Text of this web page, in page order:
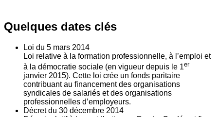
Quelques dates clés
Loi du 5 mars 2014
Loi relative à la formation professionnelle, à l’emploi et
à la démocratie sociale (en vigueur depuis le 1er
janvier 2015). Cette loi crée un fonds paritaire
contribuant au financement des organisations
syndicales de salariés et des organisations
professionnelles d’employeurs.
Décret du 30 décembre 2014